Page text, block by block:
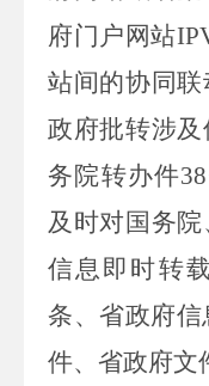
府门户网站
站间的协同
政府批转涉
务院转办件38
及时对国务
信息即时转
条、省政府信
件、省政府文